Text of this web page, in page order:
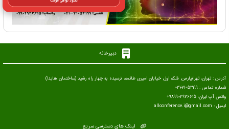
دبیرخانه
آدرس : تهران، تهرانپارس، فلکه اول، خیابان امیری طائمه، نرسیده به چهار راه رشید (ساختمان هایدا)
شماره تماس : 71053199-021
واتس آپ ایران: 989902936615+
ایمیل : allconference.i@gmail.com
لینک های دسترسی سریع